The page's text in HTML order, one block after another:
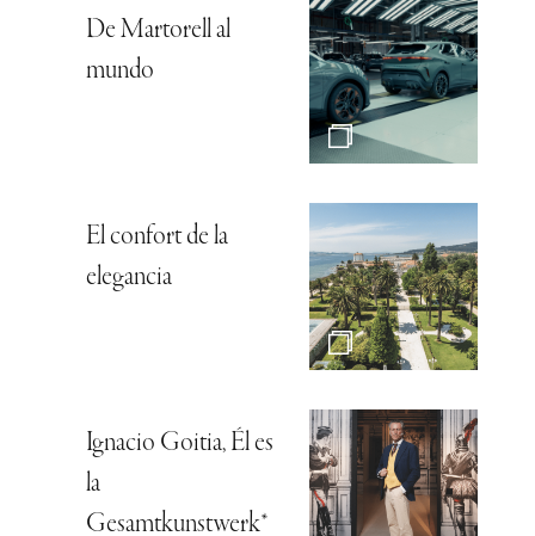
De Martorell al
mundo
El confort de la
elegancia
Ignacio Goitia, Él es
la
Gesamtkunstwerk*